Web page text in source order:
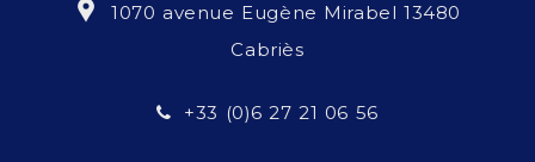
1070 avenue Eugène Mirabel 13480
Cabriès
+33 (0)6 27 21 06 56